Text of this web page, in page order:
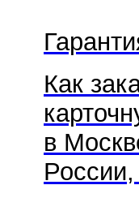
Как
в